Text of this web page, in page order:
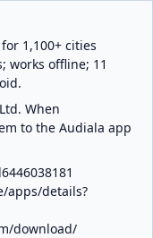
1,100+ cities
works offline; 11
When
to the Audiala app
apps/details?
download/